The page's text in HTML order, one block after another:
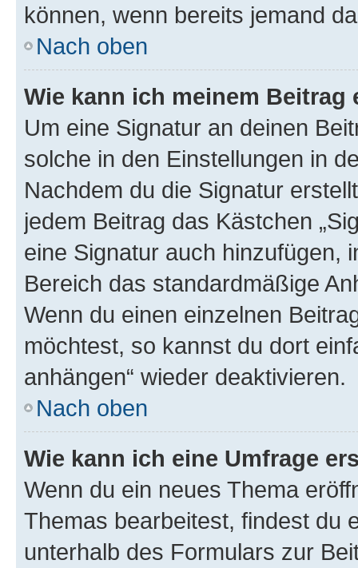
können, wenn bereits jemand
Nach oben
Wie kann ich meinem
Um eine Signatur an deinen
solche in den Einstellungen in
Nachdem du die Signatur
jedem Beitrag das Kästchen
eine Signatur auch hinzufügen,
Bereich das standardmäßige
Wenn du einen einzelnen
möchtest, so kannst du dort
anhängen“ wieder deaktivieren.
Nach oben
Wie kann ich eine Umfrage
Wenn du ein neues Thema
Themas bearbeitest, findest du
unterhalb des Formulars zur